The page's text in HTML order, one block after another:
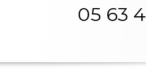
05 63